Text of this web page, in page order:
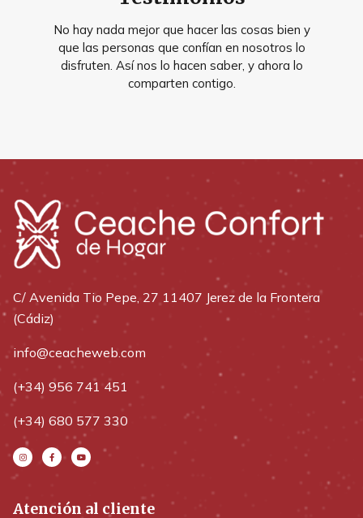
No hay nada mejor que hacer las cosas bien y
que las personas que confían en nosotros lo
disfruten. Así nos lo hacen saber, y ahora lo
comparten contigo.
C/ Avenida Tio Pepe, 27 11407 Jerez de la Frontera
(Cádiz)
info@ceacheweb.com
(+34) 956 741 451
(+34) 680 577 330
Atención al cliente